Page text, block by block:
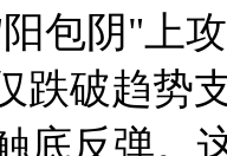
包阴"上
跌破趋势
底反弹。